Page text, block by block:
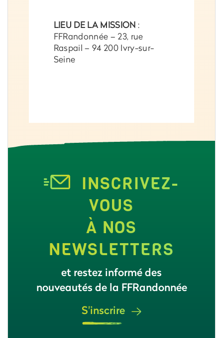
LIEU DE LA MISSION :
FFRandonnée – 23, rue
Raspail – 94 200 Ivry-sur-
Seine
INSCRIVEZ-
VOUS
À NOS
NEWSLETTERS
et restez informé des
nouveautés de la FFRandonnée
S'inscrire